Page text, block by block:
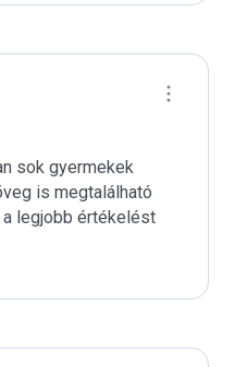
sok gyermekek
is megtalálható
a legjobb értékelést